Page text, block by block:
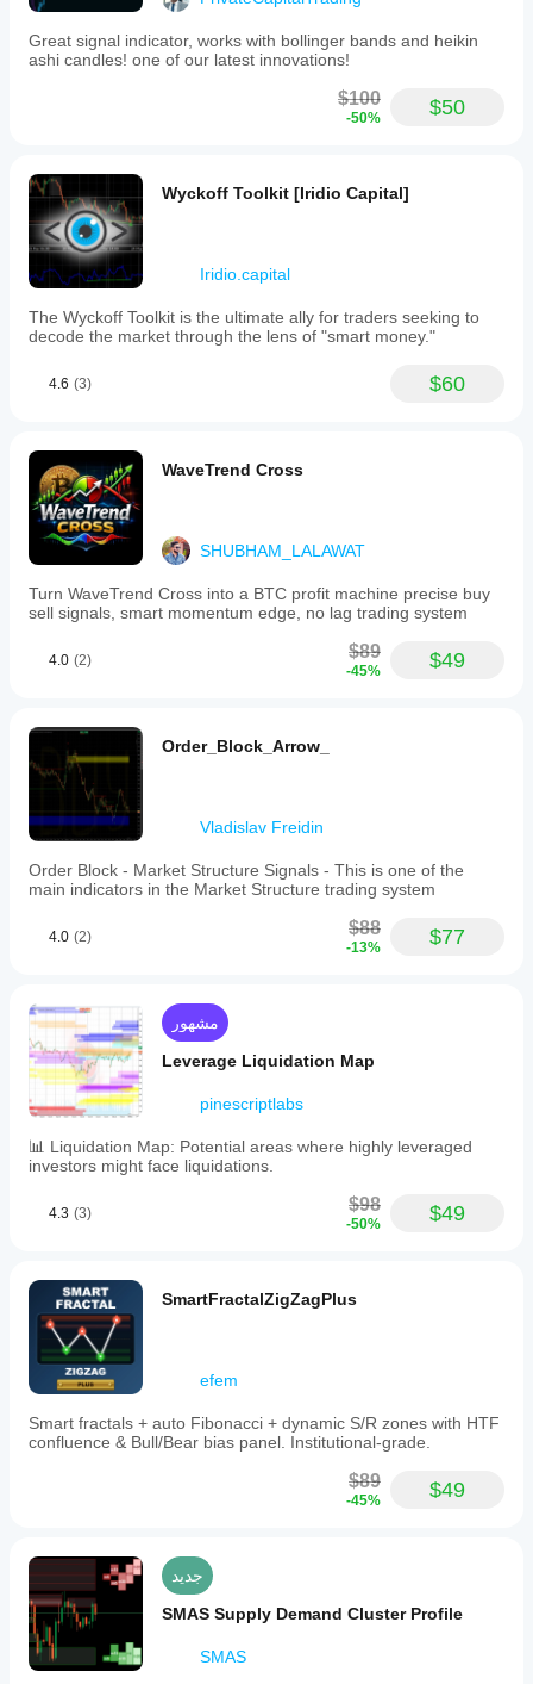
Great signal indicator, works with bollinger bands and heikin
ashi candles! one of our latest innovations!
$100
-50% $50
Wyckoff Toolkit [Iridio Capital]
Iridio.capital
The Wyckoff Toolkit is the ultimate ally for traders seeking to
decode the market through the lens of "smart money."
4.6 (3) $60
WaveTrend Cross
SHUBHAM_LALAWAT
Turn WaveTrend Cross into a BTC profit machine precise buy
sell signals, smart momentum edge, no lag trading system
4.0 (2) $89
-45% $49
Order_Block_Arrow_
Vladislav Freidin
Order Block - Market Structure Signals - This is one of the
main indicators in the Market Structure trading system
4.0 (2) $88
-13% $77
مشهور
Leverage Liquidation Map
pinescriptlabs
📊 Liquidation Map: Potential areas where highly leveraged
investors might face liquidations.
4.3 (3) $98
-50% $49
SmartFractalZigZagPlus
efem
Smart fractals + auto Fibonacci + dynamic S/R zones with HTF
confluence & Bull/Bear bias panel. Institutional-grade.
$89
-45% $49
جديد
SMAS Supply Demand Cluster Profile
SMAS